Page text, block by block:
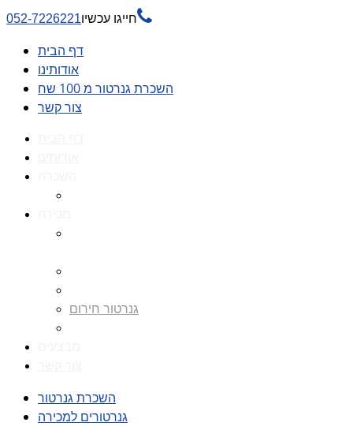
חייגו עכשיו052-7226221 
דף הבית
אודותינו
השכרת גנרטור מ 100 שח
צור קשר
גנרטור חירום
השכרת גנרטור
גנרטורים למכירה